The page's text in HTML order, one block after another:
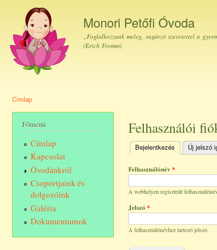
Monori Petőfi Óvoda
„Foglalkozzunk meleg, sugárzó szeretettel a
(Erich Fromm)
Címlap
Főmenü
Címlap
Kapcsolat
Óvodánkról
Csoportjaink és
dolgozóink
Galéria
Dokumentumok
Felhasználói
Elsődleges fülek
Bejelentkezés (aktív fül)
Új jelszó
Felhasználónév *
A webhelyen regisztrált
Jelszó *
A felhasználónévhez tartozó jelszó.